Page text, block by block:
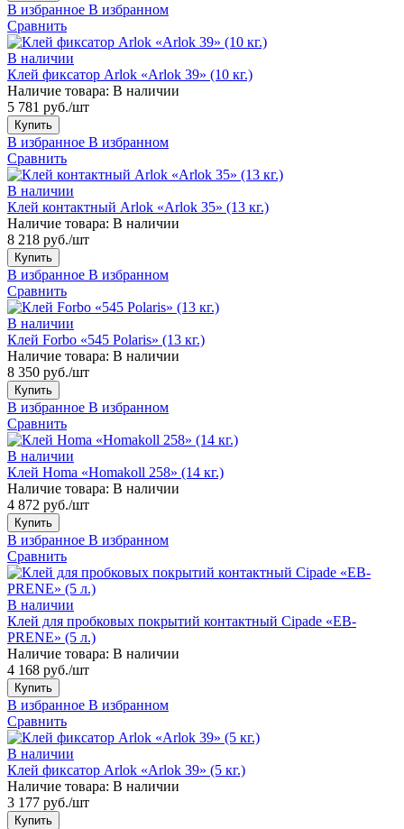
В избранное В избранном
Сравнить
В наличии
Клей фиксатор Arlok «Arlok 39» (10 кг.)
Наличие товара: В наличии
5 781 руб./шт
Купить
В избранное В избранном
Сравнить
В наличии
Клей контактный Arlok «Arlok 35» (13 кг.)
Наличие товара: В наличии
8 218 руб./шт
Купить
В избранное В избранном
Сравнить
В наличии
Клей Forbo «545 Polaris» (13 кг.)
Наличие товара: В наличии
8 350 руб./шт
Купить
В избранное В избранном
Сравнить
В наличии
Клей Homa «Homakoll 258» (14 кг.)
Наличие товара: В наличии
4 872 руб./шт
Купить
В избранное В избранном
Сравнить
В наличии
Клей для пробковых покрытий контактный Cipade «EB-
PRENE» (5 л.)
Наличие товара: В наличии
4 168 руб./шт
Купить
В избранное В избранном
Сравнить
В наличии
Клей фиксатор Arlok «Arlok 39» (5 кг.)
Наличие товара: В наличии
3 177 руб./шт
Купить